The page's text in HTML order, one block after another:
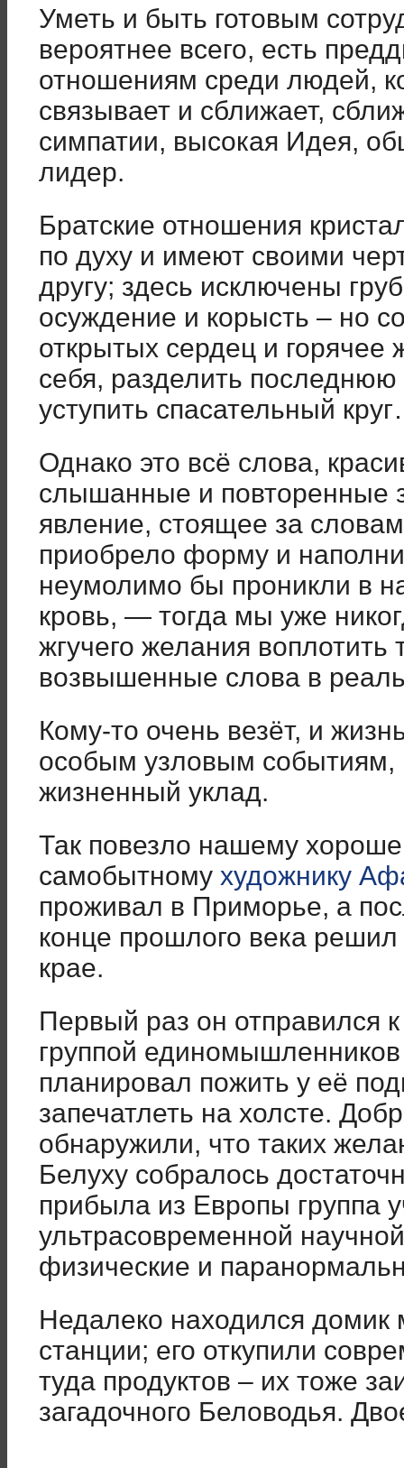
Уметь и быть готовым
вероятнее всего, есть
отношениям среди людей,
связывает и сближает,
симпатии, высокая Идея,
лидер.
Братские отношения
по духу и имеют своими
другу; здесь исключены
осуждение и корысть – но
открытых сердец и горячее
себя, разделить
уступить спасательный
Однако это всё слова,
слышанные и повторенные
явление, стоящее за
приобрело форму и
неумолимо бы проникли в
кровь, — тогда мы уже
жгучего желания воплотить
возвышенные слова в
Кому-то очень везёт, и
особым узловым
жизненный уклад.
Так повезло нашему
самобытному художнику
проживал в Приморье, а
конце прошлого века
крае.
Первый раз он отправился
группой
планировал пожить у её
запечатлеть на холсте.
обнаружили, что таких
Белуху собралось
прибыла из Европы группа
ультрасовременной
физические и
Недалеко находился домик
станции; его откупили
туда продуктов – их тоже
загадочного Беловодья.